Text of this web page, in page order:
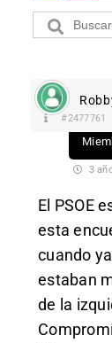
#2477761
3
El PSOE
esta
cuando
estaban
de la